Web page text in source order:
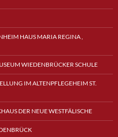
HAUS MARIA REGINA ,
WIEDENBRÜCKER SCHULE
IM ALTENPFLEGEHEIM ST.
DER NEUE WESTFÄLISCHE